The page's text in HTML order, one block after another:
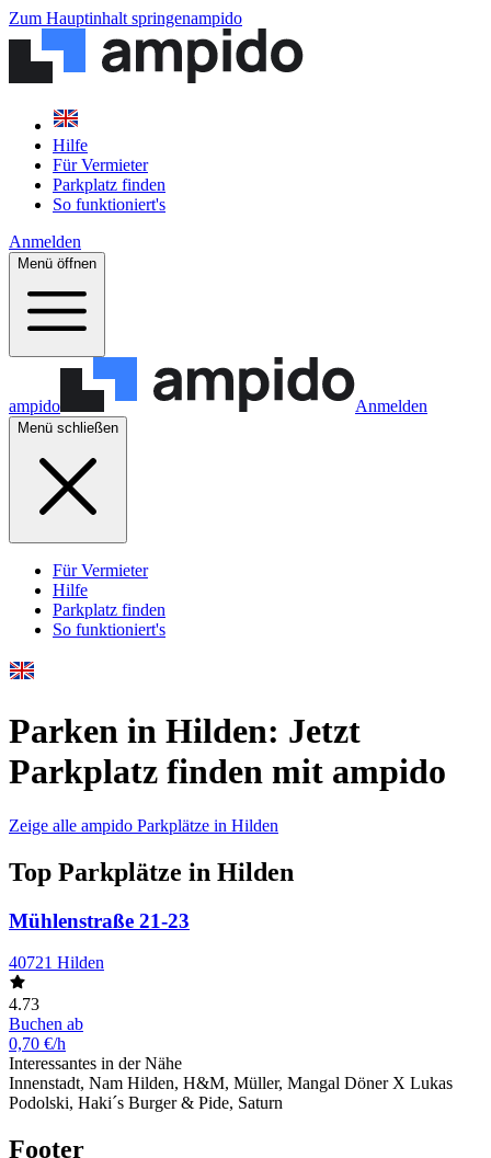
Zum Hauptinhalt springenampido
Hilfe
Für Vermieter
Parkplatz finden
So funktioniert's
Anmelden
Menü öffnen
ampido Anmelden
Menü schließen
Für Vermieter
Hilfe
Parkplatz finden
So funktioniert's
Parken in Hilden: Jetzt
Parkplatz finden mit ampido
Zeige alle ampido Parkplätze in Hilden
Top Parkplätze in Hilden
Mühlenstraße 21-23
40721 Hilden
4.73
Buchen ab
0,70 €/h
Interessantes in der Nähe
Innenstadt, Nam Hilden, H&M, Müller, Mangal Döner X Lukas
Podolski, Haki´s Burger & Pide, Saturn
Footer